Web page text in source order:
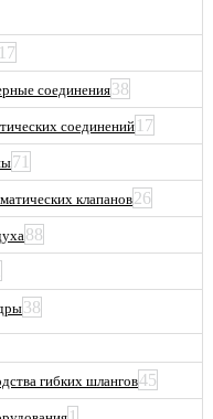
17
соединения38
соединений17
71
клапанов26
88
38
гибких шлангов45